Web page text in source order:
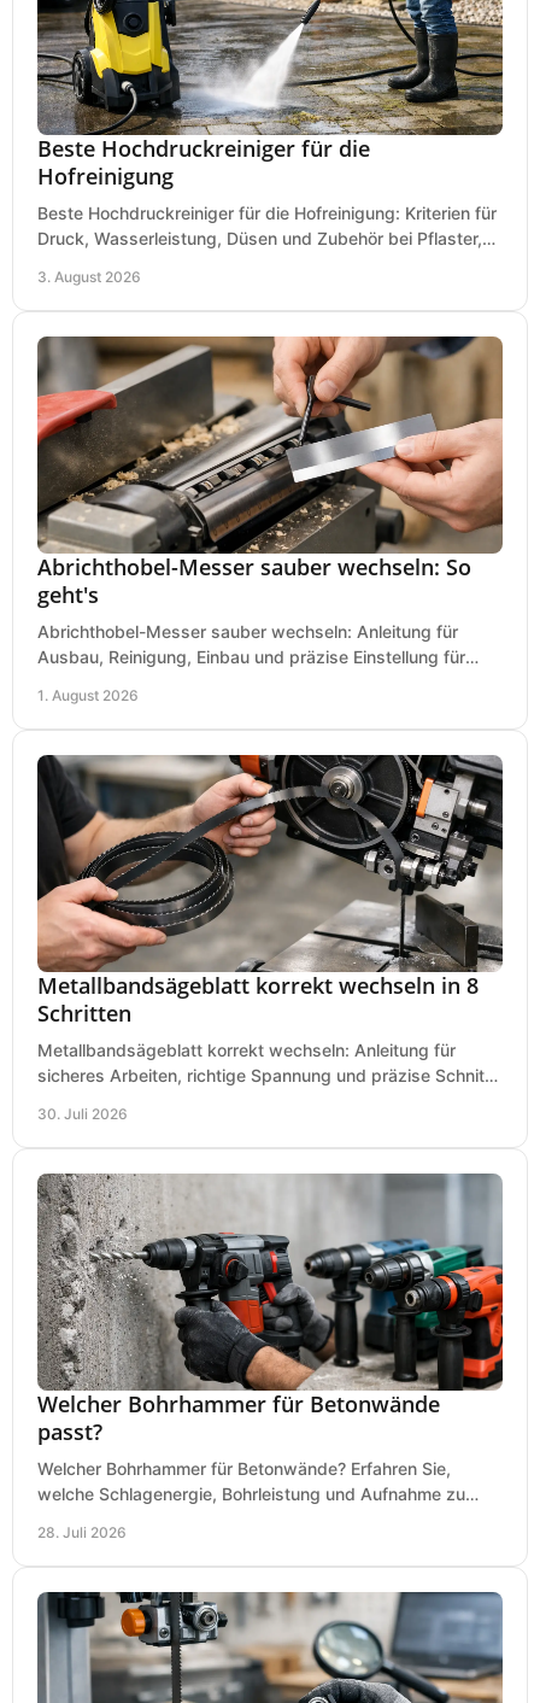
Beste Hochdruckreiniger für die
Hofreinigung
Beste Hochdruckreiniger für die Hofreinigung: Kriterien für
Druck, Wasserleistung, Düsen und Zubehör bei Pflaster,
3. August 2026
Abrichthobel-Messer sauber wechseln: So
geht's
Abrichthobel-Messer sauber wechseln: Anleitung für
Ausbau, Reinigung, Einbau und präzise Einstellung für
1. August 2026
Metallbandsägeblatt korrekt wechseln in 8
Schritten
Metallbandsägeblatt korrekt wechseln: Anleitung für
sicheres Arbeiten, richtige Spannung und präzise Schnitte
30. Juli 2026
Welcher Bohrhammer für Betonwände
passt?
Welcher Bohrhammer für Betonwände? Erfahren Sie,
welche Schlagenergie, Bohrleistung und Aufnahme zu
28. Juli 2026